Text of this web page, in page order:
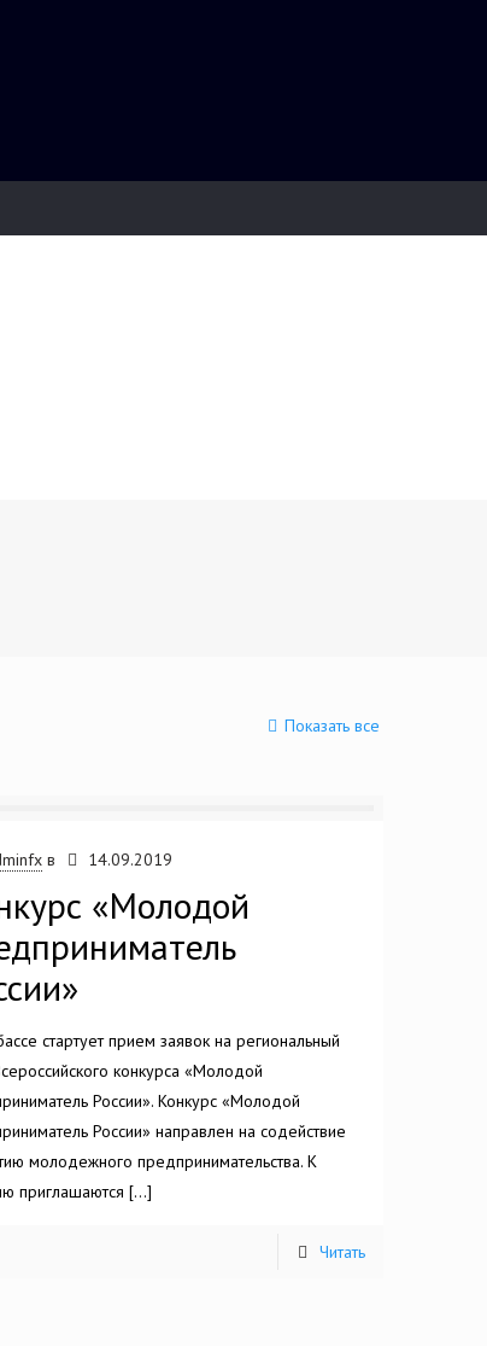
Показать все
в 14.09.2019
«Молодой
стартует прием заявок на региональный
конкурса «Молодой
России». Конкурс «Молодой
России» направлен на содействие
молодежного предпринимательства. К
приглашаются […]
Читать